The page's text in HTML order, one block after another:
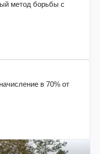
метод борьбы с
в 70% от